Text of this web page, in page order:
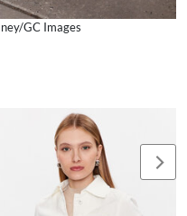
GC Images